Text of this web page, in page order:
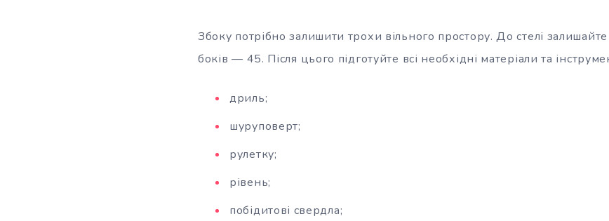
Збоку потрібно залишити трохи вільного простору. До стелі
боків — 45. Після цього підготуйте всі необхідні матеріали та
дриль;
шуруповерт;
рулетку;
рівень;
побідитові свердла;